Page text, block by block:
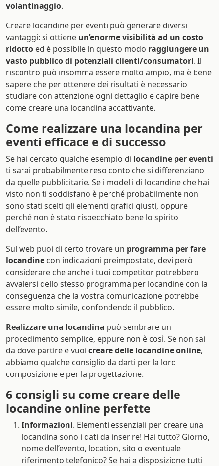
volantinaggio.
Creare locandine per eventi può generare diversi
vantaggi: si ottiene un’enorme visibilità ad un costo
ridotto ed è possibile in questo modo raggiungere un
vasto pubblico di potenziali clienti/consumatori. Il
riscontro può insomma essere molto ampio, ma è bene
sapere che per ottenere dei risultati è necessario
studiare con attenzione ogni dettaglio e capire bene
come creare una locandina accattivante.
Come realizzare una locandina per
eventi efficace e di successo
Se hai cercato qualche esempio di locandine per eventi
ti sarai probabilmente reso conto che si differenziano
da quelle pubblicitarie. Se i modelli di locandine che hai
visto non ti soddisfano è perché probabilmente non
sono stati scelti gli elementi grafici giusti, oppure
perché non è stato rispecchiato bene lo spirito
dell’evento.
Sul web puoi di certo trovare un programma per fare
locandine con indicazioni preimpostate, devi però
considerare che anche i tuoi competitor potrebbero
avvalersi dello stesso programma per locandine con la
conseguenza che la vostra comunicazione potrebbe
essere molto simile, confondendo il pubblico.
Realizzare una locandina può sembrare un
procedimento semplice, eppure non è così. Se non sai
da dove partire e vuoi creare delle locandine online,
abbiamo qualche consiglio da darti per la loro
composizione e per la progettazione.
6 consigli su come creare delle
locandine online perfette
Informazioni. Elementi essenziali per creare una
locandina sono i dati da inserire! Hai tutto? Giorno,
nome dell’evento, location, sito o eventuale
riferimento telefonico? Se hai a disposizione tutti